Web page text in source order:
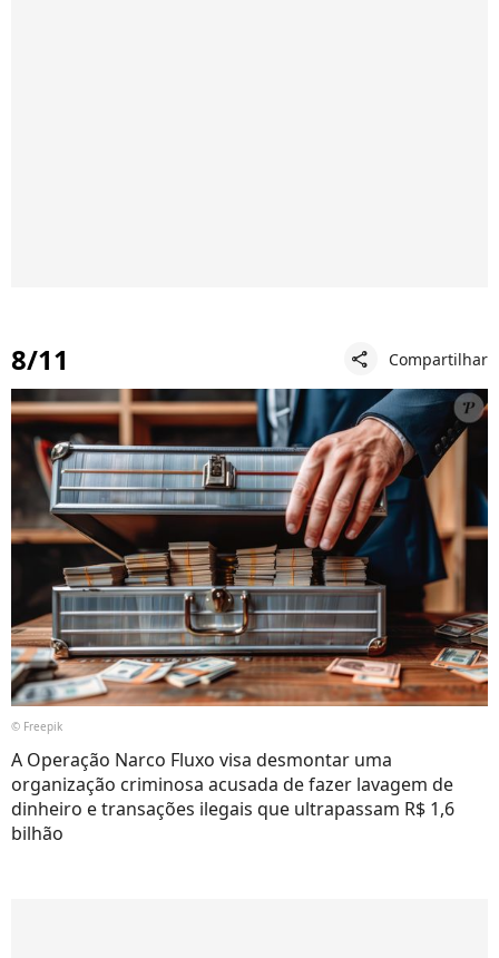
8/11 share Compartilhar
© Freepik
A Operação Narco Fluxo visa desmontar uma
organização criminosa acusada de fazer lavagem de
dinheiro e transações ilegais que ultrapassam R$ 1,6
bilhão